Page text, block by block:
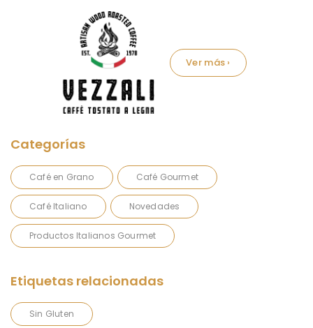
Café en Grano Café Gourmet
Café Italiano Novedades
Productos Italianos Gourmet
Sin Gluten